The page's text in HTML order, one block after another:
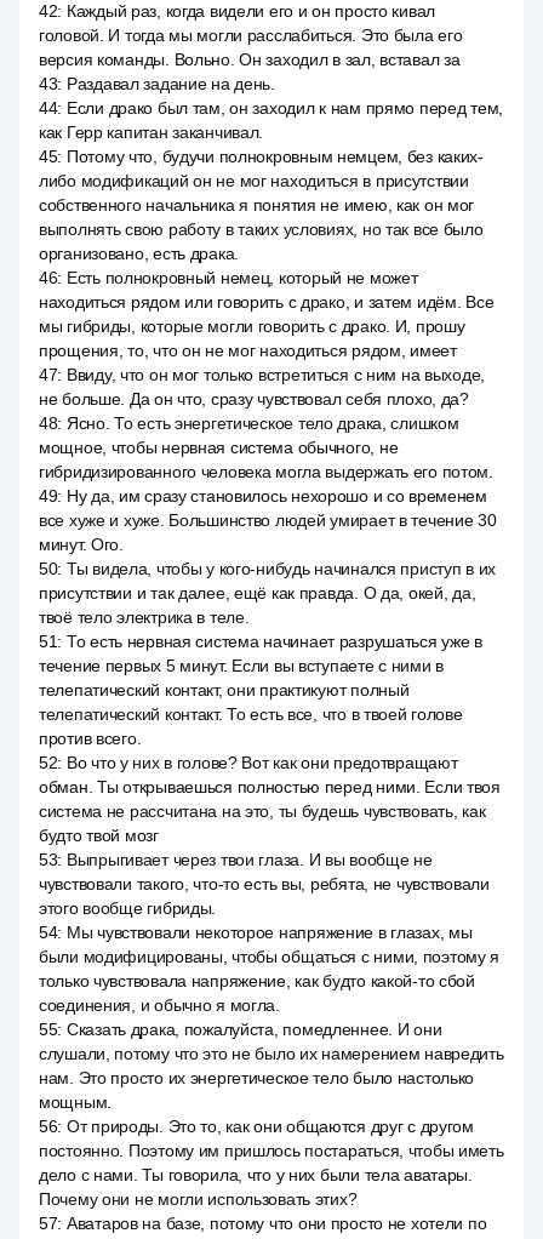
42: Каждый раз, когда видели его и он просто кивал
головой. И тогда мы могли расслабиться. Это была его
версия команды. Вольно. Он заходил в зал, вставал за
43: Раздавал задание на день.
44: Если драко был там, он заходил к нам прямо перед тем,
как Герр капитан заканчивал.
45: Потому что, будучи полнокровным немцем, без каких-
либо модификаций он не мог находиться в присутствии
собственного начальника я понятия не имею, как он мог
выполнять свою работу в таких условиях, но так все было
организовано, есть драка.
46: Есть полнокровный немец, который не может
находиться рядом или говорить с драко, и затем идём. Все
мы гибриды, которые могли говорить с драко. И, прошу
прощения, то, что он не мог находиться рядом, имеет
47: Ввиду, что он мог только встретиться с ним на выходе,
не больше. Да он что, сразу чувствовал себя плохо, да?
48: Ясно. То есть энергетическое тело драка, слишком
мощное, чтобы нервная система обычного, не
гибридизированного человека могла выдержать его потом.
49: Ну да, им сразу становилось нехорошо и со временем
все хуже и хуже. Большинство людей умирает в течение 30
минут. Ого.
50: Ты видела, чтобы у кого-нибудь начинался приступ в их
присутствии и так далее, ещё как правда. О да, окей, да,
твоё тело электрика в теле.
51: То есть нервная система начинает разрушаться уже в
течение первых 5 минут. Если вы вступаете с ними в
телепатический контакт, они практикуют полный
телепатический контакт. То есть все, что в твоей голове
против всего.
52: Во что у них в голове? Вот как они предотвращают
обман. Ты открываешься полностью перед ними. Если твоя
система не рассчитана на это, ты будешь чувствовать, как
будто твой мозг
53: Выпрыгивает через твои глаза. И вы вообще не
чувствовали такого, что-то есть вы, ребята, не чувствовали
этого вообще гибриды.
54: Мы чувствовали некоторое напряжение в глазах, мы
были модифицированы, чтобы общаться с ними, поэтому я
только чувствовала напряжение, как будто какой-то сбой
соединения, и обычно я могла.
55: Сказать драка, пожалуйста, помедленнее. И они
слушали, потому что это не было их намерением навредить
нам. Это просто их энергетическое тело было настолько
мощным.
56: От природы. Это то, как они общаются друг с другом
постоянно. Поэтому им пришлось постараться, чтобы иметь
дело с нами. Ты говорила, что у них были тела аватары.
Почему они не могли использовать этих?
57: Аватаров на базе, потому что они просто не хотели по